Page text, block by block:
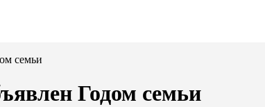
семьи
Годом семьи